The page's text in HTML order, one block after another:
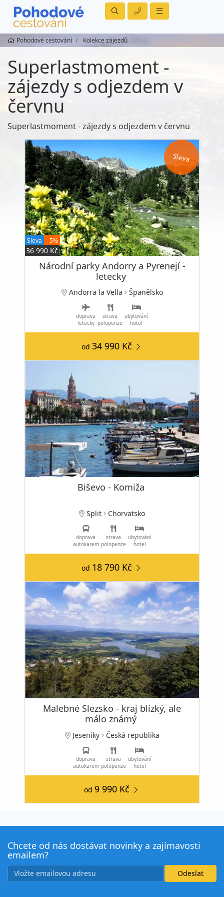
Pohodové cestování Kolekce zájezdů
Superlastmoment -
zájezdy s odjezdem v
červnu
Superlastmoment - zájezdy s odjezdem v červnu
Sleva
Sleva - 5%
36 990 Kč
Národní parky Andorry a Pyrenejí -
letecky
Andorra la Vella Španělsko
doprava
letecky
strava
polopenze
ubytování
hotel
od 34 990 Kč
Biševo - Komiža
Split Chorvatsko
doprava
autokarem
strava
polopenze
ubytování
hotel
od 18 790 Kč
Malebné Slezsko - kraj blízký, ale
málo známý
Jeseníky Česká republika
doprava
autokarem
strava
polopenze
ubytování
hotel
od 9 990 Kč
Chcete od nás dostávat novinky a zajímavosti
emailem?